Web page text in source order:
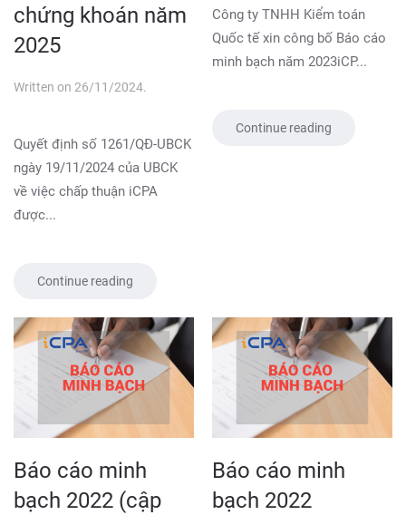
chứng khoán năm
2025
Written on 26/11/2024.
Quyết định số 1261/QĐ-UBCK
ngày 19/11/2024 của UBCK
về việc chấp thuận iCPA
được...
Continue reading
Công ty TNHH Kiểm toán
Quốc tế xin công bố Báo cáo
minh bạch năm 2023iCP...
Continue reading
Báo cáo minh
bạch 2022 (cập
Báo cáo minh
bạch 2022